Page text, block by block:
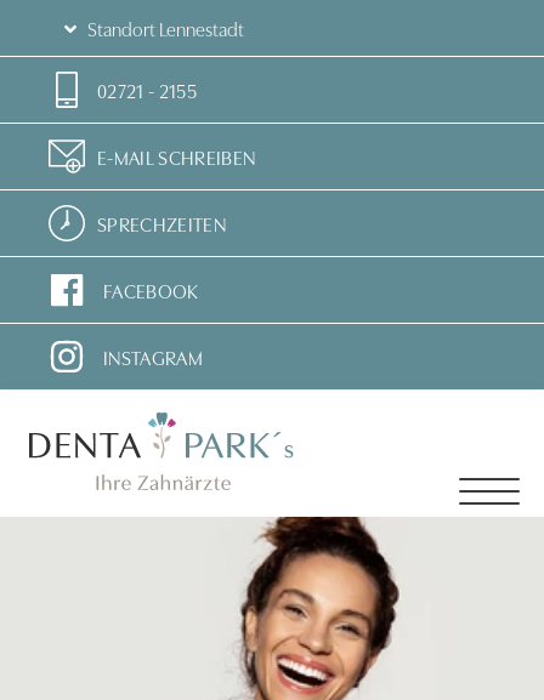
Standort Lennestadt
02721 - 2155
E-MAIL SCHREIBEN
SPRECHZEITEN
FACEBOOK
INSTAGRAM